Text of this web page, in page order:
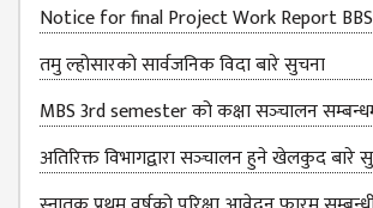
SEMESTERS
MBS FOURTH
SEMESTERS
DOWNLOAD
PROJECTED FOR
Notice for final Project Work Report
तमु ल्होसारको सार्वजनिक विदा बारे सुचना
MBS 3rd semester को कक्षा सञ्‍चालन
अतिरिक्त विभागद्वारा सञ्‍चालन हुने खेलकुद बारे